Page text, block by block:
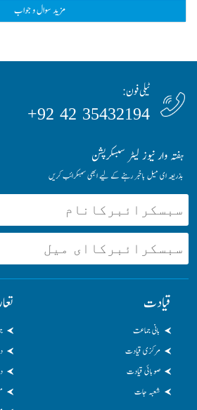
مزید سوال و جواب
ٹیلی فون:
35432194 42 92+
ہفتہ وار نیوز لیٹر سبسکرپشن
بذریعہ ای میل باخبر رہنے کے لیے ابھی سبسکرائب کریں
قیادت
بانی جماعت
مرکزی قیادت
صوبائی قیادت
شعبہ جات